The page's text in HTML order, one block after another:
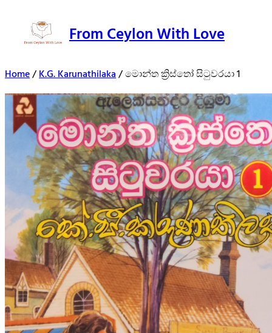
From Ceylon With Love
Home/K.G. Karunathilaka/ මොන්ත ක්‍රිස්තෝ සිටුවරයා 1